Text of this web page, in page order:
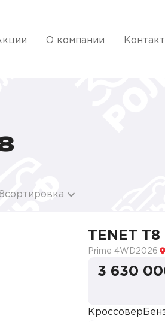
О компании
сортировка
TENET T8
Prime 4WD2026
3 630
Кроссовер